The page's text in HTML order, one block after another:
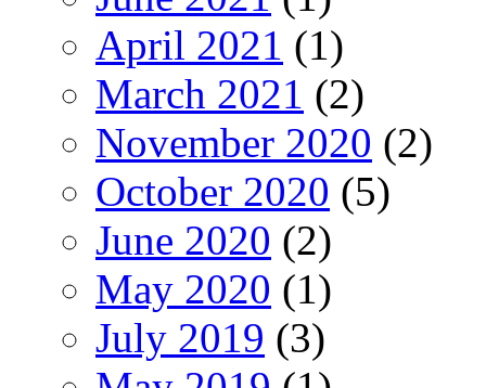
April 2021 (1)
March 2021 (2)
November 2020 (2)
October 2020 (5)
June 2020 (2)
May 2020 (1)
July 2019 (3)